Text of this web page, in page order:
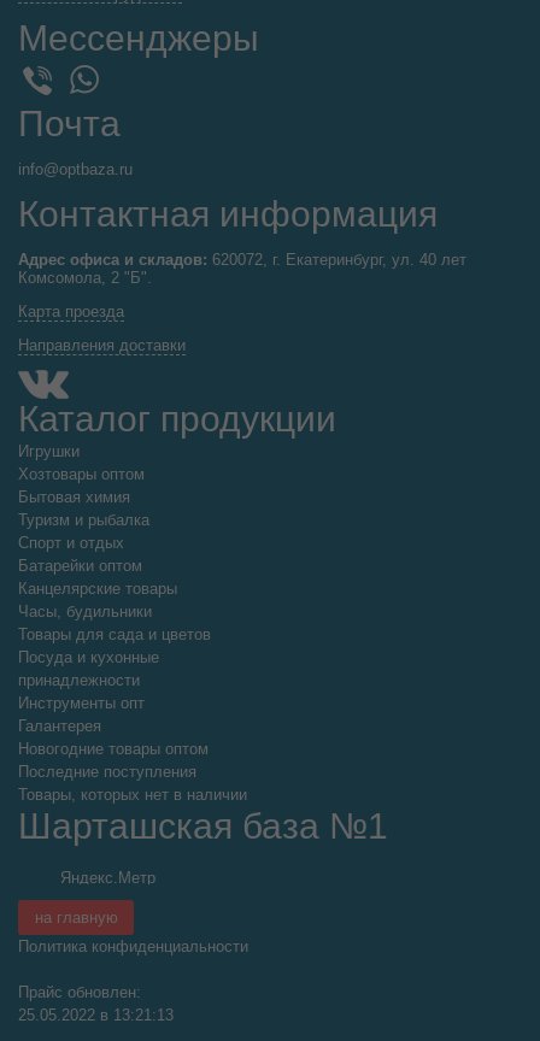
Мессенджеры
WhatsApp
Почта
info@optbaza.ru
Контактная информация
Адрес офиса и складов: 620072, г. Екатеринбург, ул. 40 лет
Комсомола, 2 "Б".
Карта проезда
Направления доставки
Каталог продукции
Игрушки
Хозтовары оптом
Бытовая химия
Туризм и рыбалка
Спорт и отдых
Батарейки оптом
Канцелярские товары
Часы, будильники
Товары для сада и цветов
Посуда и кухонные
принадлежности
Инструменты опт
Галантерея
Новогодние товары оптом
Последние поступления
Товары, которых нет в наличии
Шарташская база №1
на главную
Политика конфиденциальности
Прайс обновлен:
25.05.2022 в 13:21:13